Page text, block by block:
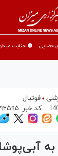
قضایی 🟡 جنایت
فوتبال
کد خبر: